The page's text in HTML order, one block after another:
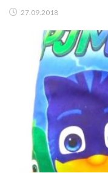
27.09.2018